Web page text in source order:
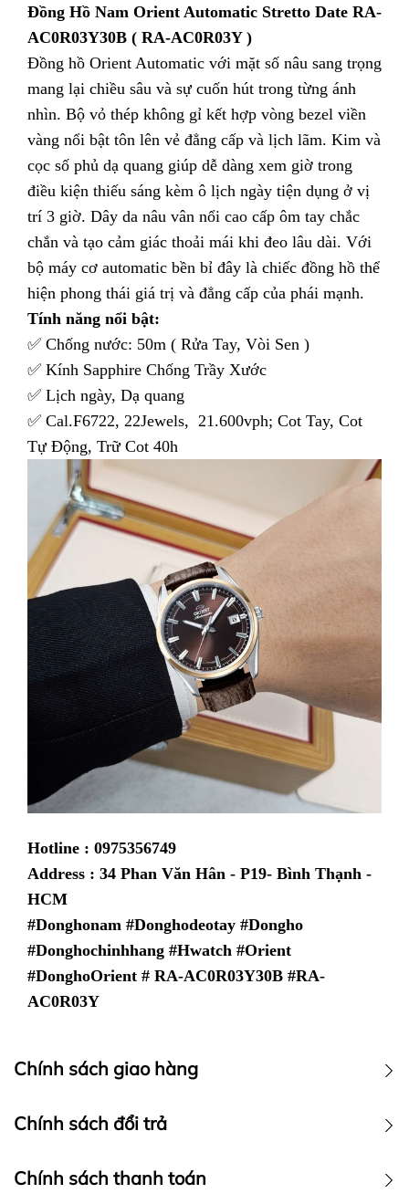
Đồng Hồ Nam Orient Automatic Stretto Date RA-
AC0R03Y30B ( RA-AC0R03Y )
Đồng hồ Orient Automatic với mặt số nâu sang trọng
mang lại chiều sâu và sự cuốn hút trong từng ánh
nhìn. Bộ vỏ thép không gỉ kết hợp vòng bezel viền
vàng nổi bật tôn lên vẻ đẳng cấp và lịch lãm. Kim và
cọc số phủ dạ quang giúp dễ dàng xem giờ trong
điều kiện thiếu sáng kèm ô lịch ngày tiện dụng ở vị
trí 3 giờ. Dây da nâu vân nổi cao cấp ôm tay chắc
chắn và tạo cảm giác thoải mái khi đeo lâu dài. Với
bộ máy cơ automatic bền bỉ đây là chiếc đồng hồ thể
hiện phong thái giá trị và đẳng cấp của phái mạnh.
Tính năng nổi bật:
✅ Chống nước: 50m ( Rửa Tay, Vòi Sen )
✅ Kính Sapphire Chống Trầy Xước
✅ Lịch ngày, Dạ quang
✅ Cal.F6722, 22Jewels, 21.600vph; Cot Tay, Cot
Tự Động, Trữ Cot 40h
Hotline : 0975356749
Address : 34 Phan Văn Hân - P19- Bình Thạnh -
HCM
#Donghonam #Donghodeotay #Dongho
#Donghochinhhang #Hwatch #Orient
#DonghoOrient # RA-AC0R03Y30B #RA-
AC0R03Y
Chính sách giao hàng
Chính sách vận chuyển
Chính sách đổi trả
Chính sách thanh toán